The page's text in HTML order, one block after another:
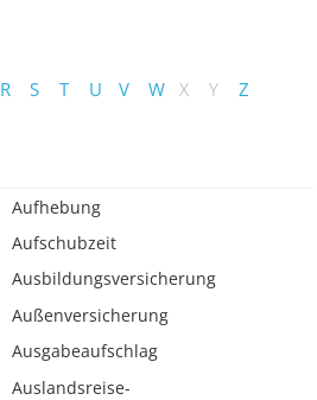
R S T U V W X Y Z
Aufhebung
Aufschubzeit
Ausbildungsversicherung
Außenversicherung
Ausgabeaufschlag
Auslandsreise-